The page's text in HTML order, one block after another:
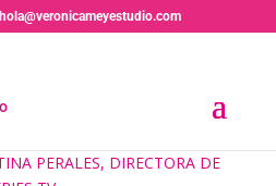
hola@veronicameyestudio.com